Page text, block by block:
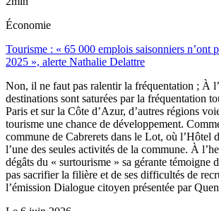
Économie
Tourisme : « 65 000 emplois saisonniers n’ont
2025 », alerte Nathalie Delattre
Non, il ne faut pas ralentir la fréquentation ; À
destinations sont saturées par la fréquentation
Paris et sur la Côte d’Azur, d’autres régions
tourisme une chance de développement.
commune de Cabrerets dans le Lot, où l’Hôtel
l’une des seules activités de la commune. À
dégâts du « surtourisme » sa gérante témoigne
pas sacrifier la filière et de ses difficultés de
l’émission Dialogue citoyen présentée par